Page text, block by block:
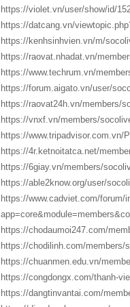
https://violet.vn/user/show/id/
https://datcang.vn/
https://kenhsinhvien.vn/m/
https://raovat.nhadat.vn/
https://www.techrum.vn/
https://forum.aigato.vn/user/
https://raovat24h.vn/members/
https://vnxf.vn/members/
https://www.tripadvisor.com.vn/
https://4r.ketnoitatca.net/
https://6giay.vn/members/
https://able2know.org/user/
https://www.cadviet.com/forum/
https://chodaumoi247.com/
https://chodilinh.com/members/
https://chuanmen.edu.vn/
https://congdongx.com/thanh-
https://dangtinvantai.com/